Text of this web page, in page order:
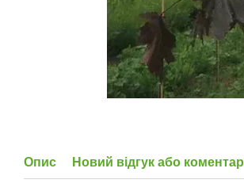
Опис Новий відгук або коментар